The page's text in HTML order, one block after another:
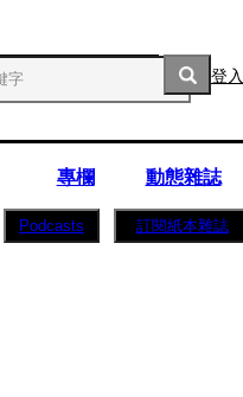
登入
專欄
動態雜誌
Podcasts 訂閱紙本雜誌